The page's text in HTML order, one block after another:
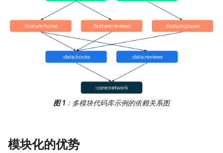
图 1 ：多模块代码库示例的依赖关系图
模块化的优势